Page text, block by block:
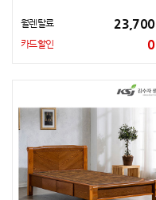
월렌탈료 23,700
카드할인 0